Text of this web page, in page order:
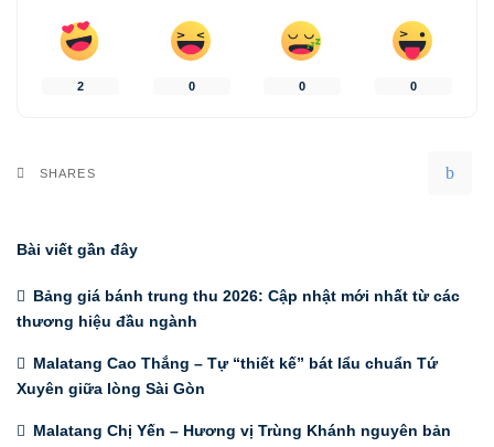
2 0 0 0
SHARES
Bài viết gần đây
Bảng giá bánh trung thu 2026: Cập nhật mới nhất từ các
thương hiệu đầu ngành
Malatang Cao Thắng – Tự “thiết kế” bát lẩu chuẩn Tứ
Xuyên giữa lòng Sài Gòn
Malatang Chị Yến – Hương vị Trùng Khánh nguyên bản